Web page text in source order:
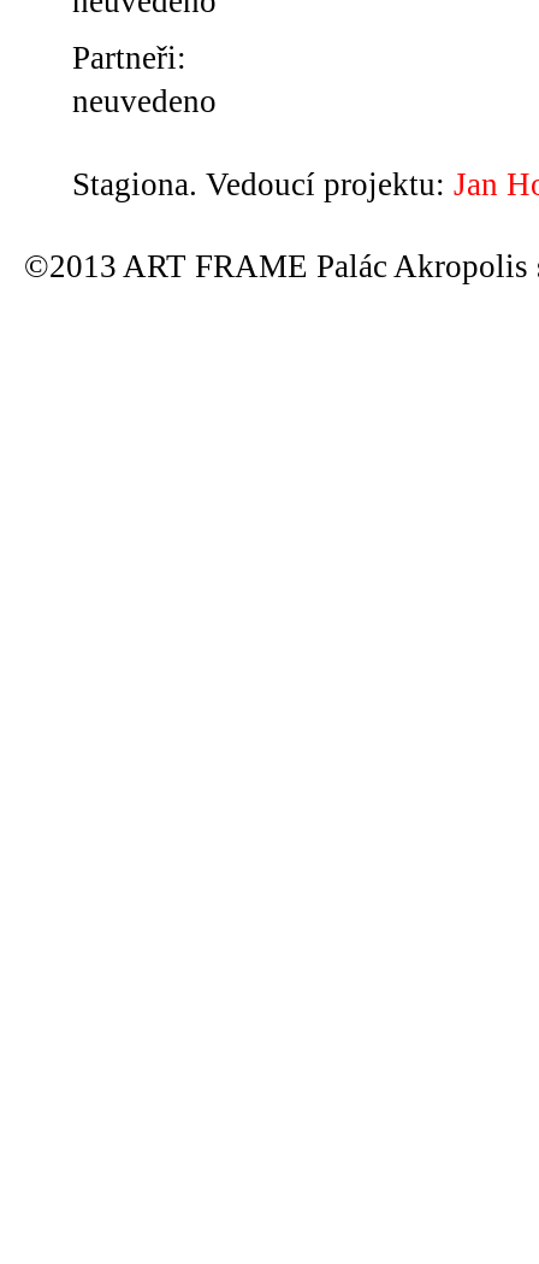
Partneři:
neuvedeno
Stagiona. Vedoucí projektu: Jan
©2013 ART FRAME Palác Akropolis